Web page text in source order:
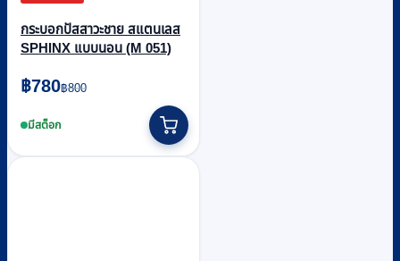
กระบอกปัสสาวะชาย สแตนเลส
SPHINX แบบนอน (M 051)
฿800
Original
was:
฿780
Current
is:มีสต็อก